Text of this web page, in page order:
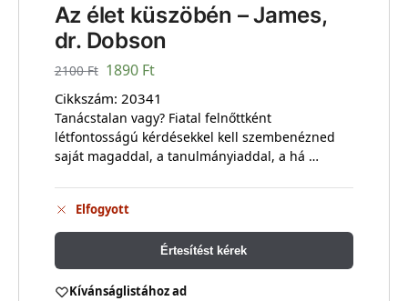
Az élet küszöbén – James,
dr. Dobson
2100Ft 1890 Ft
Cikkszám: 20341
Tanácstalan vagy? Fiatal felnőttként
létfontosságú kérdésekkel kell szembenézned
saját magaddal, a tanulmányiaddal, a há …
Elfogyott
Értesítést kérek
Kívánságlistához ad